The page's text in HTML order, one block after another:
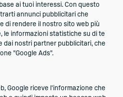
ai tuoi interessi. Con questo
annunci pubblicitari che
di rendere il nostro sito web più
le informazioni statistiche su di te
dai nostri partner pubblicitari, che
"Google Ads".
Google riceve l'informazione che